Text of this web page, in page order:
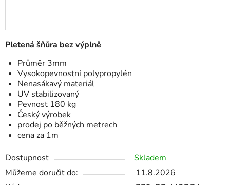
Pletená šňůra bez výplně
Průměr 3mm
Vysokopevnostní polypropylén
Nenasákavý materiál
UV stabilizovaný
Pevnost 180 kg
Český výrobek
prodej po běžných metrech
cena za 1m
Dostupnost
Skladem
Můžeme doručit do:
11.8.2026